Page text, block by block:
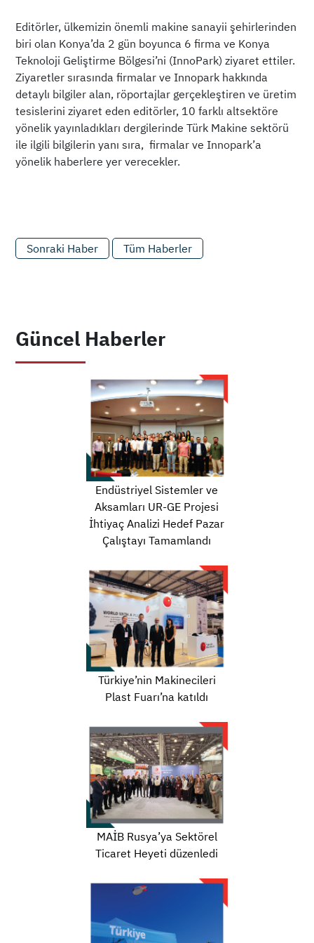
Editörler, ülkemizin önemli makine sanayii şehirlerinden
biri olan Konya’da 2 gün boyunca 6 firma ve Konya
Teknoloji Geliştirme Bölgesi’ni (InnoPark) ziyaret ettiler.
Ziyaretler sırasında firmalar ve Innopark hakkında
detaylı bilgiler alan, röportajlar gerçekleştiren ve üretim
tesislerini ziyaret eden editörler, 10 farklı altsektöre
yönelik yayınladıkları dergilerinde Türk Makine sektörü
ile ilgili bilgilerin yanı sıra, firmalar ve Innopark’a
yönelik haberlere yer verecekler.
Sonraki Haber Tüm Haberler
Güncel Haberler
Endüstriyel Sistemler ve
Aksamları UR-GE Projesi
İhtiyaç Analizi Hedef Pazar
Çalıştayı Tamamlandı
Türkiye’nin Makinecileri
Plast Fuarı’na katıldı
MAİB Rusya’ya Sektörel
Ticaret Heyeti düzenledi